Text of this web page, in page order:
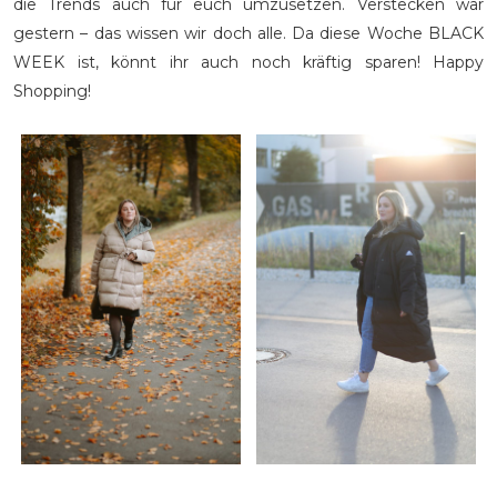
die Trends auch für euch umzusetzen. Verstecken war
gestern – das wissen wir doch alle. Da diese Woche BLACK
WEEK ist, könnt ihr auch noch kräftig sparen! Happy
Shopping!